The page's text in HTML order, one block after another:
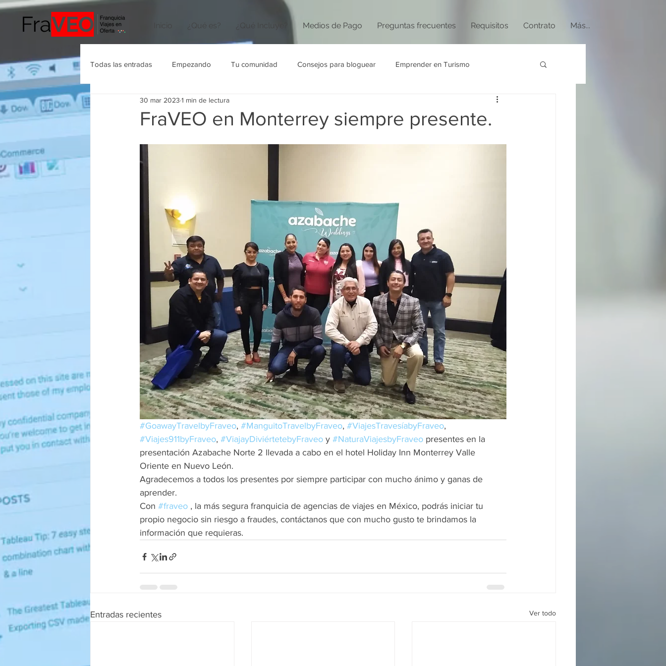
¿Qué es? ¿Qué Incluye? Medios de Pago Preguntas frecuentes Requisitos Contrato Más...
Todas las entradas Empezando Tu comunidad Consejos para bloguear Emprender en Turismo
Agencias de Viajes
FraVEO en Monterrey siempre presente.
30 mar 2023 1 min de lectura
#GoawayTravelbyFraveo, #ManguitoTravelbyFraveo, #ViajesTravesíabyFraveo,
#Viajes911byFraveo, #ViajayDiviértetebyFraveo y #NaturaViajesbyFraveo presentes en la
presentación Azabache Norte 2 llevada a cabo en el hotel Holiday Inn Monterrey Valle
Oriente en Nuevo León.
Agradecemos a todos los presentes por siempre participar con mucho ánimo y ganas de
aprender.
Con #fraveo , la más segura franquicia de agencias de viajes en México, podrás iniciar tu
propio negocio sin riesgo a fraudes, contáctanos que con mucho gusto te brindamos la
información que requieras.
Entradas recientes Ver todo